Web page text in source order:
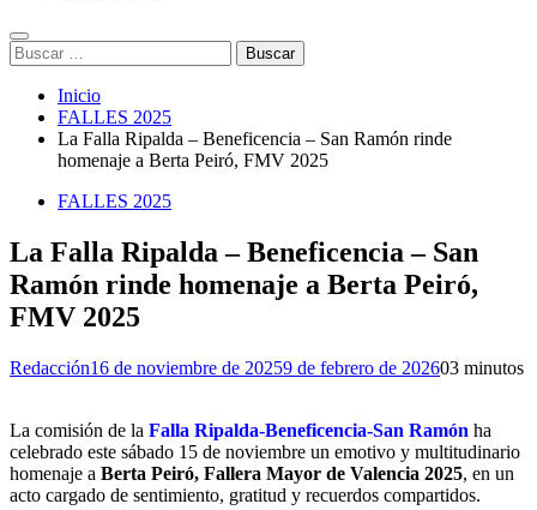
Buscar:
Inicio
FALLES 2025
La Falla Ripalda – Beneficencia – San Ramón rinde
homenaje a Berta Peiró, FMV 2025
FALLES 2025
La Falla Ripalda – Beneficencia – San
Ramón rinde homenaje a Berta Peiró,
FMV 2025
Redacción16 de noviembre de 20259 de febrero de 202603 minutos
La comisión de la Falla Ripalda-Beneficencia-San Ramón ha
celebrado este sábado 15 de noviembre un emotivo y multitudinario
homenaje a Berta Peiró, Fallera Mayor de Valencia 2025, en un
acto cargado de sentimiento, gratitud y recuerdos compartidos.